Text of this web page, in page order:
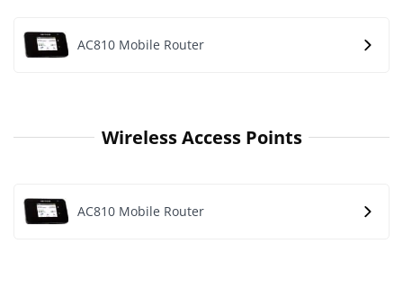
AC810 Mobile Router
Wireless Access Points
AC810 Mobile Router